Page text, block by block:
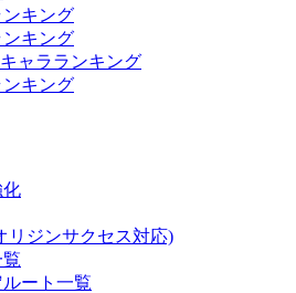
キング
キング
ャラランキング
キング
化
リジンサクセス対応)
ート一覧